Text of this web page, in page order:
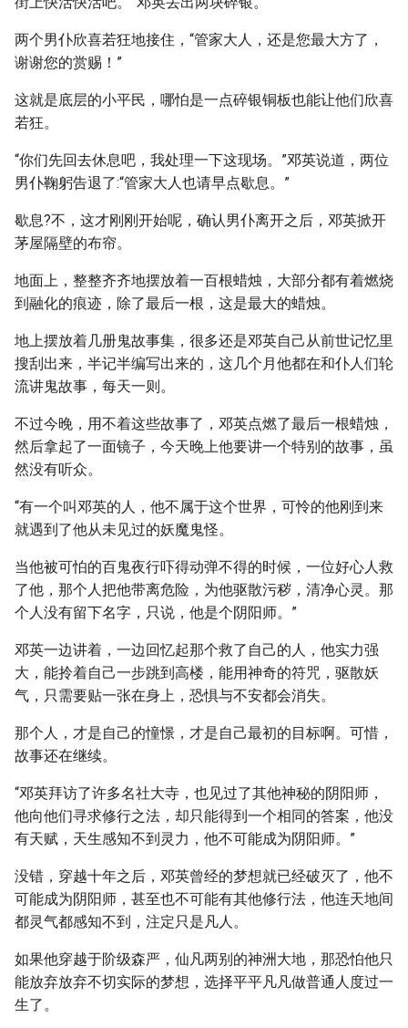
两个男仆欣喜若狂地接住，“管家大人，还是您最大方了，
谢谢您的赏赐！”
这就是底层的小平民，哪怕是一点碎银铜板也能让他们欣喜
若狂。
“你们先回去休息吧，我处理一下这现场。”邓英说道，两位
男仆鞠躬告退了:“管家大人也请早点歇息。”
歇息?不，这才刚刚开始呢，确认男仆离开之后，邓英掀开
茅屋隔壁的布帘。
地面上，整整齐齐地摆放着一百根蜡烛，大部分都有着燃烧
到融化的痕迹，除了最后一根，这是最大的蜡烛。
地上摆放着几册鬼故事集，很多还是邓英自己从前世记忆里
搜刮出来，半记半编写出来的，这几个月他都在和仆人们轮
流讲鬼故事，每天一则。
不过今晚，用不着这些故事了，邓英点燃了最后一根蜡烛，
然后拿起了一面镜子，今天晚上他要讲一个特别的故事，虽
然没有听众。
“有一个叫邓英的人，他不属于这个世界，可怜的他刚到来
就遇到了他从未见过的妖魔鬼怪。
当他被可怕的百鬼夜行吓得动弹不得的时候，一位好心人救
了他，那个人把他带离危险，为他驱散污秽，清净心灵。那
个人没有留下名字，只说，他是个阴阳师。”
邓英一边讲着，一边回忆起那个救了自己的人，他实力强
大，能拎着自己一步跳到高楼，能用神奇的符咒，驱散妖
气，只需要贴一张在身上，恐惧与不安都会消失。
那个人，才是自己的憧憬，才是自己最初的目标啊。可惜，
故事还在继续。
“邓英拜访了许多名社大寺，也见过了其他神秘的阴阳师，
他向他们寻求修行之法，却只能得到一个相同的答案，他没
有天赋，天生感知不到灵力，他不可能成为阴阳师。”
没错，穿越十年之后，邓英曾经的梦想就已经破灭了，他不
可能成为阴阳师，甚至也不可能有其他修行法，他连天地间
都灵气都感知不到，注定只是凡人。
如果他穿越于阶级森严，仙凡两别的神洲大地，那恐怕他只
能放弃放弃不切实际的梦想，选择平平凡凡做普通人度过一
生了。